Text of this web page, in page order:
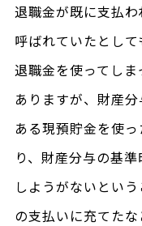
退職金が既に支払
呼ばれていたとして
退職金を使ってし
ありますが、財産
ある現預貯金を使
り、財産分与の基
しようがないとい
の支払いに充てた